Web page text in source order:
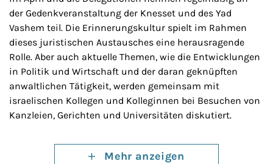
der Gedenkveranstaltung der Knesset und des Yad
Vashem teil. Die Erinnerungskultur spielt im Rahmen
dieses juristischen Austausches eine herausragende
Rolle. Aber auch aktuelle Themen, wie die Entwicklungen
in Politik und Wirtschaft und der daran geknüpften
anwaltlichen Tätigkeit, werden gemeinsam mit
israelischen Kollegen und Kolleginnen bei Besuchen von
Kanzleien, Gerichten und Universitäten diskutiert.
Mehr anzeigen